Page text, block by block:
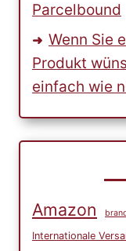
Parcelbound
Wenn Sie
Produkt
einfach wie
Amazon
Internationale